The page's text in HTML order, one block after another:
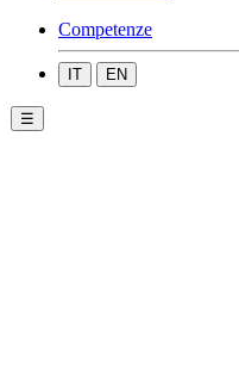
Competenze
IT EN
☰